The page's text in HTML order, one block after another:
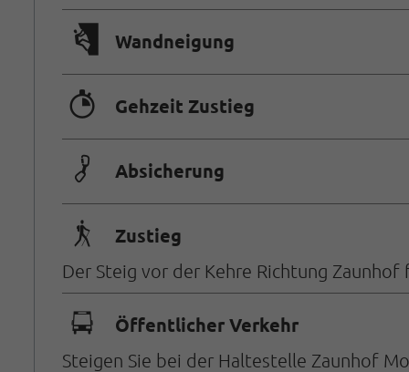
🅩 Wandneigung
🐲 Gehzeit Zustieg
🟏 Absicherung
🛬 Zustieg
Der Steig vor der Kehre Richtung
🕞 Öffentlicher Verkehr
Steigen Sie bei der Haltestelle Zaunhof